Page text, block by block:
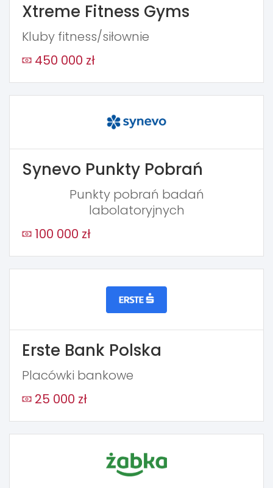
Xtreme Fitness Gyms
Kluby fitness/siłownie
450 000 zł
Synevo Punkty Pobrań
Punkty pobrań badań
labolatoryjnych
100 000 zł
Erste Bank Polska
Placówki bankowe
25 000 zł